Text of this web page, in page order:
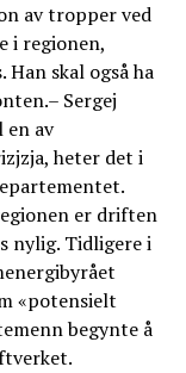
av tropper ved
i regionen,
skal også ha
Sergej
en av
heter det i
er driften
nylig. Tidligere i
«potensielt
begynte å